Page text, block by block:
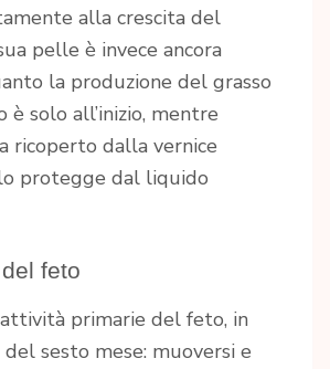
alla crescita del
pelle è invece ancora
la produzione del grasso
solo all’inizio, mentre
ricoperto dalla vernice
protegge dal liquido
feto
primarie del feto, in
sesto mese: muoversi e